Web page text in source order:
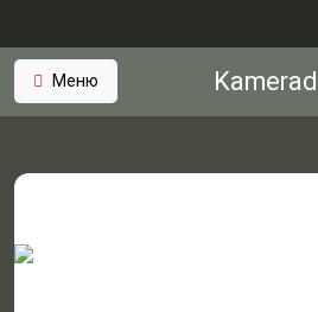
Меню Kamerad